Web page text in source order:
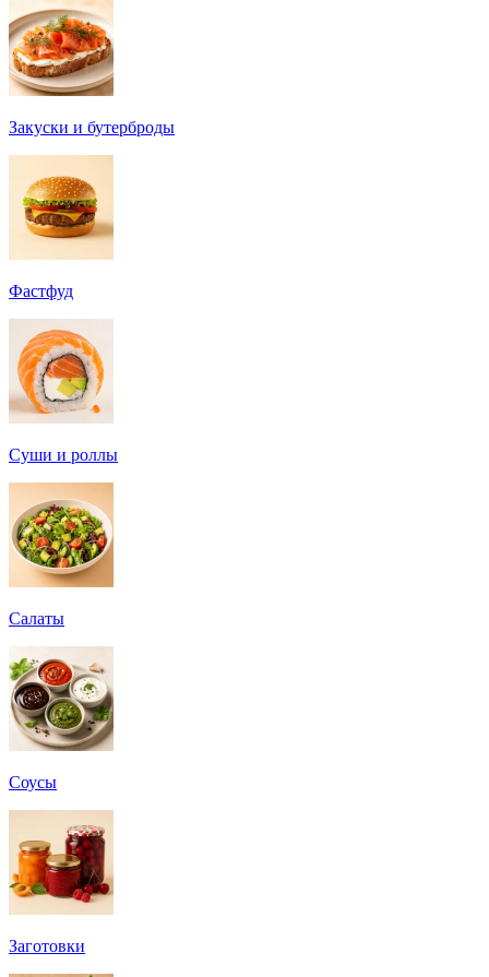
Закуски и бутерброды
Фастфуд
Суши и роллы
Салаты
Соусы
Заготовки